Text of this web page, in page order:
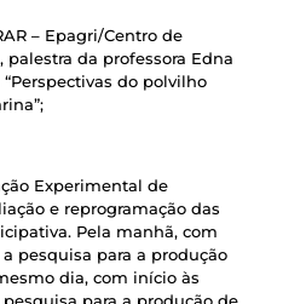
– Epagri/Centro de
da professora Edna
do polvilho
Experimental de
e reprogramação das
Pela manhã, com
pesquisa para a produção
dia, com início às